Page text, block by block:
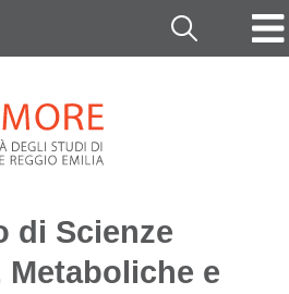
Cerca
di Scienze
e